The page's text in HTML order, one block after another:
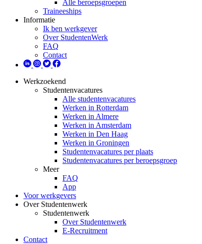
Alle beroepsgroepen
Traineeships
Informatie
Ik ben werkgever
Over StudentenWerk
FAQ
Contact
Werkzoekend
Studentenvacatures
Alle studentenvacatures
Werken in Rotterdam
Werken in Almere
Werken in Amsterdam
Werken in Den Haag
Werken in Groningen
Studentenvacatures per plaats
Studentenvacatures per beroepsgroep
Meer
FAQ
App
Voor werkgevers
Over Studentenwerk
Studentenwerk
Over Studentenwerk
E-Recruitment
Contact